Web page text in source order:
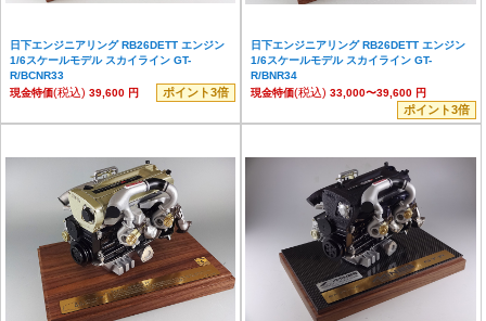
日下エンジニアリング RB26DETT エンジン
1/6スケールモデル スカイライン GT-
R/BCNR33
現金特価(税込) 39,600 円 ポイント3倍
日下エンジニアリング RB26DETT エンジン
1/6スケールモデル スカイライン GT-
R/BNR34
現金特価(税込) 33,000〜39,600 円
ポイント3倍